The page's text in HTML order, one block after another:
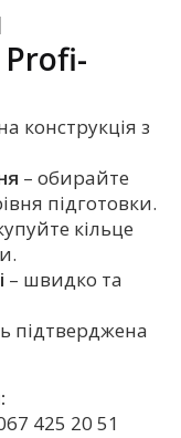
Profi-
конструкція з
– обирайте
підготовки.
кільце
– швидко та
підтверджена
425 20 51